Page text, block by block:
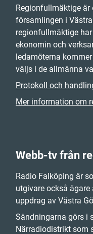
Regionfullmäktige
församlingen i
regionfullmäktige
ekonomin och
ledamöterna
väljs i de allmänna
Protokoll och
Mer information om
Webb-tv från
Radio Falköping är
utgivare också
uppdrag av Västra
Sändningarna görs i
Närradiodistrikt som